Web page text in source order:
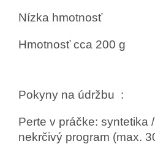
Nízka hmotnosť
Hmotnosť cca 200 g
Pokyny na údržbu :
Perte v práčke: syntetika
nekrčivý program (max.